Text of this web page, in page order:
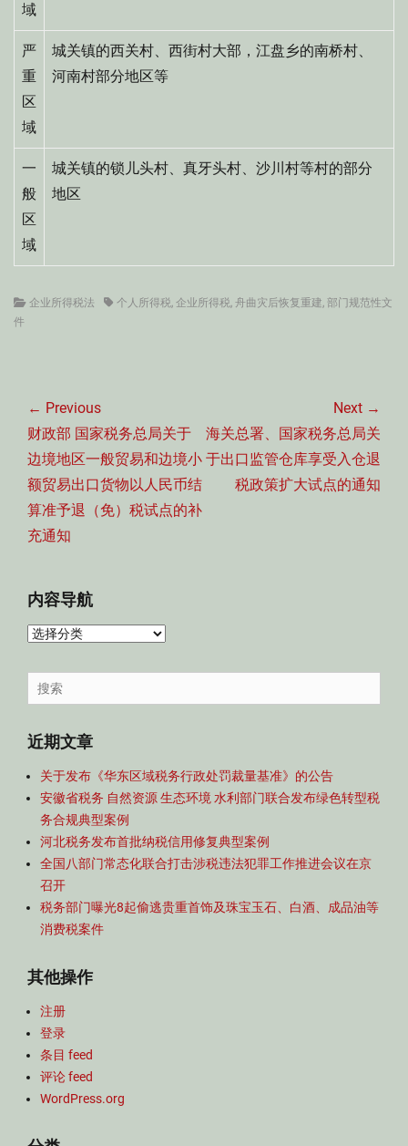
域
严
重
区
域
城关镇的西关村、西街村大部，江盘乡的南桥村、
河南村部分地区等
一
般
区
域
城关镇的锁儿头村、真牙头村、沙川村等村的部分
地区
Categories
企业所得税法 Tags个人所得税, 企业所得税, 舟曲灾后恢复重建, 部门规范性文
件
章
导
航
← Previous
Previous
post:
财政部 国家税务总局关于
边境地区一般贸易和边境小
额贸易出口货物以人民币结
算准予退（免）税试点的补
充通知
Next →
Next
post:
海关总署、国家税务总局关
于出口监管仓库享受入仓退
税政策扩大试点的通知
内容导航
内
导
航
Search
for:
近期文章
关于发布《华东区域税务行政处罚裁量基准》的公告
安徽省税务 自然资源 生态环境 水利部门联合发布绿色转型税
务合规典型案例
河北税务发布首批纳税信用修复典型案例
全国八部门常态化联合打击涉税违法犯罪工作推进会议在京
召开
税务部门曝光8起偷逃贵重首饰及珠宝玉石、白酒、成品油等
消费税案件
其他操作
注册
登录
条目 feed
评论 feed
WordPress.org